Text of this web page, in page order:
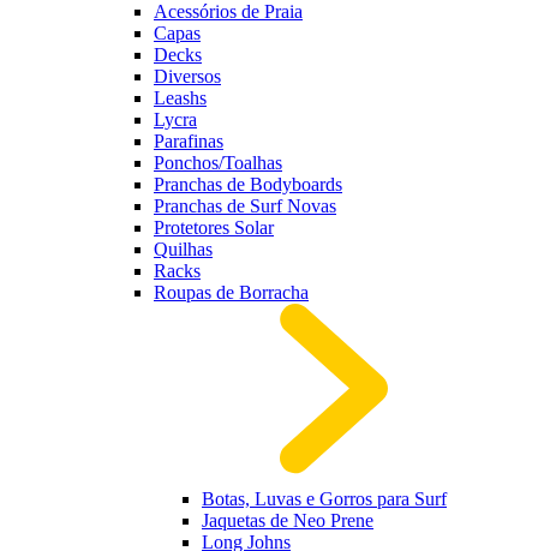
Acessórios de Praia
Capas
Decks
Diversos
Leashs
Lycra
Parafinas
Ponchos/Toalhas
Pranchas de Bodyboards
Pranchas de Surf Novas
Protetores Solar
Quilhas
Racks
Roupas de Borracha
Botas, Luvas e Gorros para Surf
Jaquetas de Neo Prene
Long Johns